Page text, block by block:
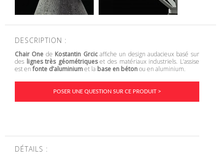
DESCRIPTION :
Chair One de Kostantin Grcicaffiche un design audacieux basé sur
des lignes très géométriqueset des matériaux industriels. L’assise
est enfonte d’aluminiumet la base en bétonou en aluminium.
POSER UNE QUESTION SUR CE PRODUIT >
DÉTAILS :